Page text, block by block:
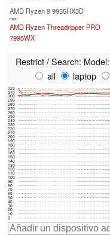
AMD Ryzen 9 9955HX3D
max:
AMD Ryzen Threadripper PRO
7995WX
Restrict / Search: Model:
all
laptop
0
10
20
30
40
50
60
70
80
90
100
110
120
130
140
150
160
170
180
190
200
210
220
230
240
250
260
270
280
290
300
310
320